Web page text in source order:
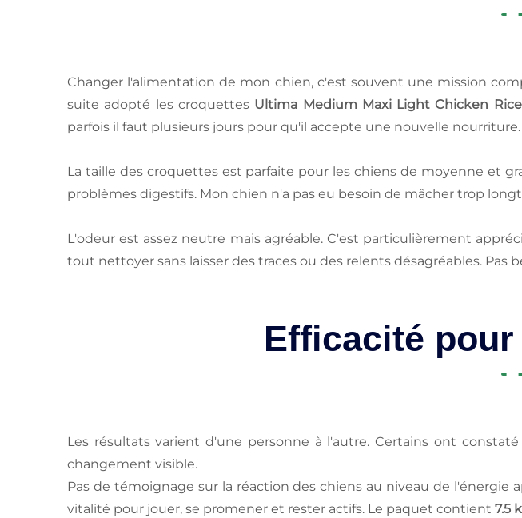
Changer l'alimentation de mon chien, c'est souvent une mission
suite adopté les croquettes Ultima Medium Maxi Light Chicken
parfois il faut plusieurs jours pour qu'il accepte une nouvelle nourriture.
La taille des croquettes est parfaite pour les chiens de moyenne et
problèmes digestifs. Mon chien n'a pas eu besoin de mâcher trop
L'odeur est assez neutre mais agréable. C'est particulièrement
tout nettoyer sans laisser des traces ou des relents désagréables. Pas
Efficacité
Les résultats varient d'une personne à l'autre. Certains ont
changement visible.
Pas de témoignage sur la réaction des chiens au niveau de
vitalité pour jouer, se promener et rester actifs. Le paquet contient 7.5